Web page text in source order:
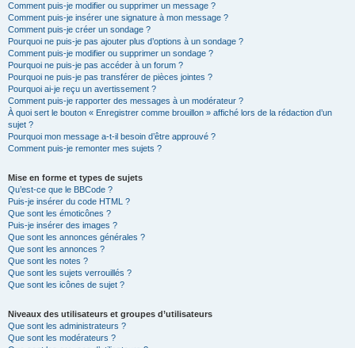
Comment puis-je modifier ou supprimer un message ?
Comment puis-je insérer une signature à mon message ?
Comment puis-je créer un sondage ?
Pourquoi ne puis-je pas ajouter plus d’options à un sondage ?
Comment puis-je modifier ou supprimer un sondage ?
Pourquoi ne puis-je pas accéder à un forum ?
Pourquoi ne puis-je pas transférer de pièces jointes ?
Pourquoi ai-je reçu un avertissement ?
Comment puis-je rapporter des messages à un modérateur ?
À quoi sert le bouton « Enregistrer comme brouillon » affiché lors de la rédaction d’un
sujet ?
Pourquoi mon message a-t-il besoin d’être approuvé ?
Comment puis-je remonter mes sujets ?
Mise en forme et types de sujets
Qu’est-ce que le BBCode ?
Puis-je insérer du code HTML ?
Que sont les émoticônes ?
Puis-je insérer des images ?
Que sont les annonces générales ?
Que sont les annonces ?
Que sont les notes ?
Que sont les sujets verrouillés ?
Que sont les icônes de sujet ?
Niveaux des utilisateurs et groupes d’utilisateurs
Que sont les administrateurs ?
Que sont les modérateurs ?